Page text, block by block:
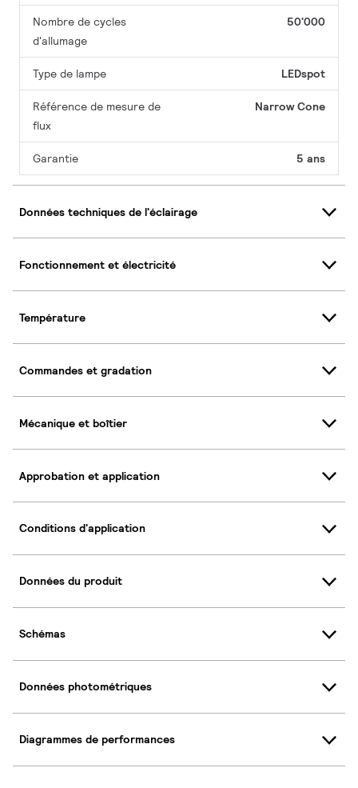
Nombre de cycles
d'allumage
50'000
Type de lampe LEDspot
Référence de mesure de
flux
Narrow Cone
Garantie 5 ans
Données techniques de l'éclairage
Fonctionnement et électricité
Température
Commandes et gradation
Mécanique et boîtier
Approbation et application
Conditions d'application
Données du produit
Schémas
Données photométriques
Diagrammes de performances